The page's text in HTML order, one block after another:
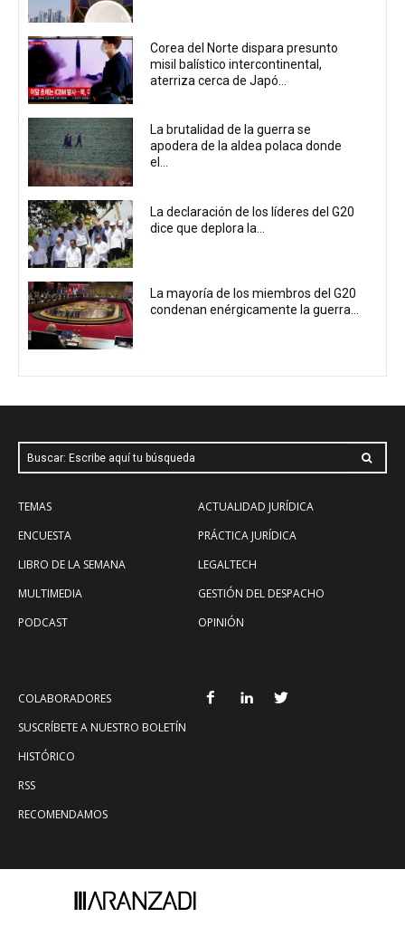
Corea del Norte dispara presunto
misil balístico intercontinental,
aterriza cerca de Japó...
La brutalidad de la guerra se
apodera de la aldea polaca donde
el...
La declaración de los líderes del G20
dice que deplora la...
La mayoría de los miembros del G20
condenan enérgicamente la guerra...
Buscar: Escribe aquí tu búsqueda
TEMAS
ENCUESTA
LIBRO DE LA SEMANA
MULTIMEDIA
PODCAST
ACTUALIDAD JURÍDICA
PRÁCTICA JURÍDICA
LEGALTECH
GESTIÓN DEL DESPACHO
OPINIÓN
COLABORADORES
SUSCRÍBETE A NUESTRO BOLETÍN
HISTÓRICO
RSS
RECOMENDAMOS